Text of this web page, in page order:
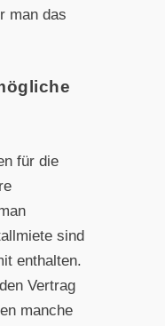
man das
für die
sind
enthalten.
Vertrag
manche